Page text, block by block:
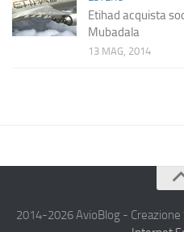
Etihad acquista
Mubadala
13 MAG, 2014
Chi Siamo
2014-2026 AvioBlog -